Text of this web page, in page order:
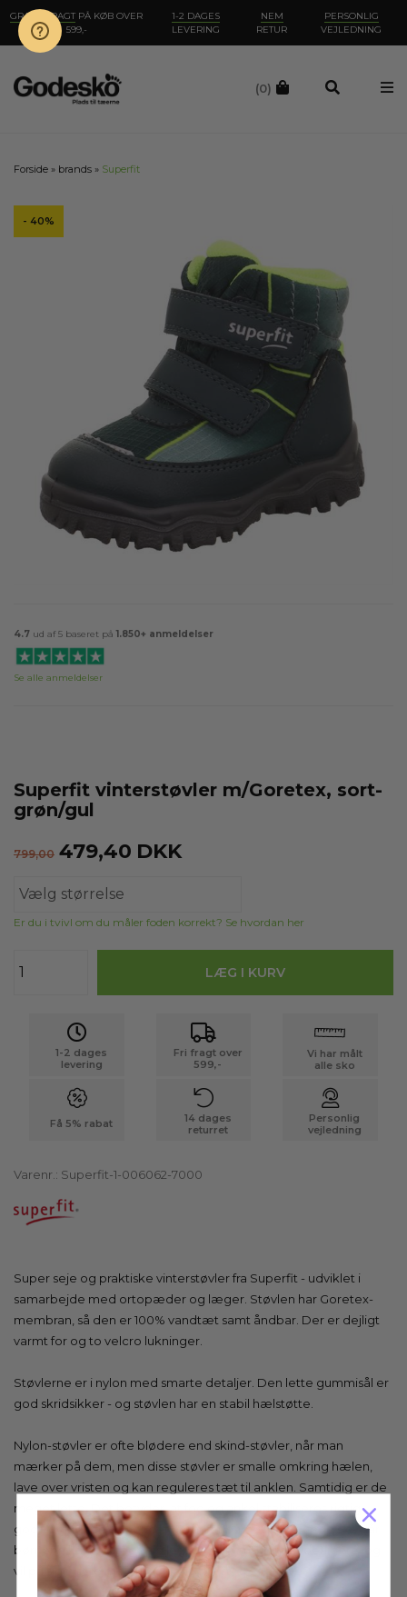
GRATIS FRAGT PÅ KØB OVER
599,-
1-2 DAGES
LEVERING
NEM
RETUR
PERSONLIG
VEJLEDNING
(0)
Forside » brands » Superfit
- 40%
4.7 ud af 5 baseret på1.850+ anmeldelser
Se alle anmeldelser
Superfit vinterstøvler m/Goretex, sort-
grøn/gul
799,00 479,40 DKK
Er du i tvivl om du måler foden korrekt? Se hvordan her
1-2 dages
levering
Fri fragt over
599,-
Vi har målt
alle sko
Få 5% rabat
14 dages
returret
Personlig
vejledning
Varenr.: Superfit-1-006062-7000
Super seje og praktiske vinterstøvler fra Superfit - udviklet i
samarbejde med ortopæder og læger. Støvlen har Goretex-
membran, så den er 100% vandtæt samt åndbar. Der er dejligt
varmt for og to velcro lukninger.
Støvlerne er i nylon med smarte detaljer. Den lette gummisål er
god skridsikker - og støvlen har en stabil hælstøtte.
Nylon-støvler er ofte blødere end skind-støvler, når man
mærker på dem, men disse støvler er smalle omkring hælen,
lave over vristen og kan reguleres tæt til anklen. Samtidig er de
meget lette. Det betyder, at fod og ankel stabiliseres rigtig
godt, og letheden gør det nemt for barnet at bevæge sig. Når
børnene kan bevæge sig let, styrkes musklerne yderligere, og
vil på sigt være med til at hjælpe ift støttebehovet.